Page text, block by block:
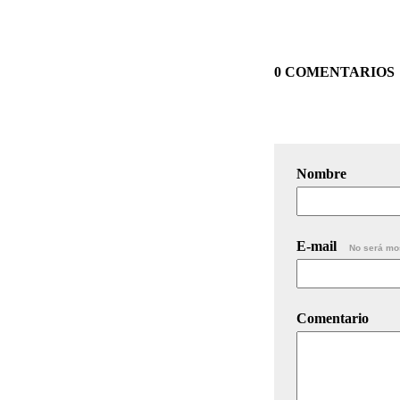
0 COMENTARIOS
Nombre
E-mail No será
Comentario